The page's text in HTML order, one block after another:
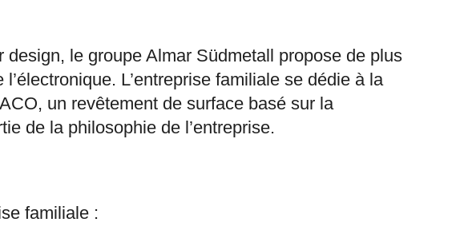
le groupe Almar Südmetall propose de plus
L’entreprise familiale se dédie à la
un revêtement de surface basé sur la
de la philosophie de l’entreprise.
familiale :